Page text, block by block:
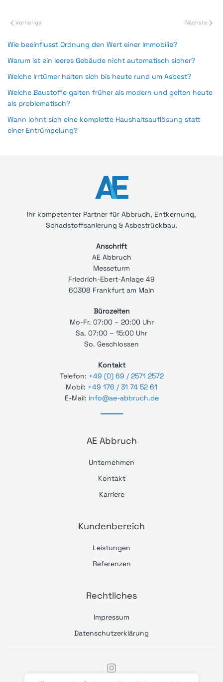
Vorherige Nächste
Wie beeinflusst Ordnung den Wert einer Immobilie?
Warum ist ein leeres Gebäude nicht automatisch sicher?
Welche Irrtümer halten sich bis heute rund um Asbest?
Welche Baustoffe galten früher als modern und gelten heute
als problematisch?
Wann lohnt sich eine komplette Haushaltsauflösung statt
einer Entrümpelung?
Ihr kompetenter Partner für Abbruch, Entkernung,
Schadstoffsanierung & Asbestrückbau.
Anschrift
AE Abbruch
Messeturm
Friedrich-Ebert-Anlage 49
60308 Frankfurt am Main
Bürozeiten
Mo-Fr. 07:00 – 20:00 Uhr
Sa. 07:00 – 15:00 Uhr
So. Geschlossen
Kontakt
Telefon: +49 (0) 69 / 2571 2572
Mobil: +49 176 / 31 74 52 61
E-Mail: info@ae-abbruch.de
AE Abbruch
Unternehmen
Kontakt
Karriere
Kundenbereich
Leistungen
Referenzen
Rechtliches
Impressum
Datenschutzerklärung